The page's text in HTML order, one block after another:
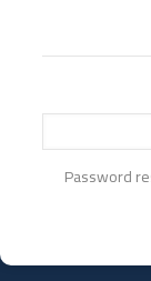
Password